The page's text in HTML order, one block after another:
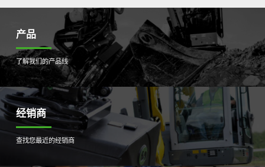
产品
了解我们的产品线
经销商
查找您最近的经销商